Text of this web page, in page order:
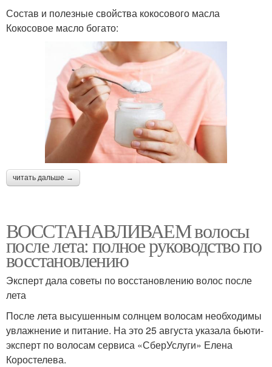
Состав и полезные свойства кокосового масла
Кокосовое масло богато:
читать дальше →
ВОССТАНАВЛИВАЕМ волосы
после лета: полное руководство по
восстановлению
Эксперт дала советы по восстановлению волос после
лета
После лета высушенным солнцем волосам необходимы
увлажнение и питание. На это 25 августа указала бьюти-
эксперт по волосам сервиса «СберУслуги» Елена
Коростелева.